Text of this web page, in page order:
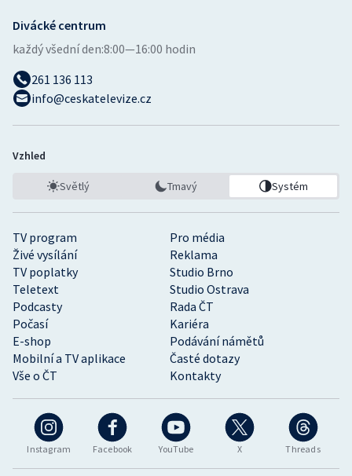
Instagram Facebook YouTube X Threads
TV program
Pro média
Živé vysílání
Reklama
TV poplatky
Studio Brno
Teletext
Studio Ostrava
Podcasty
Rada ČT
Počasí
Kariéra
E-shop
Podávání námětů
Mobilní a TV aplikace
Časté dotazy
Vše o ČT
Kontakty
Divácké centrum
každý všední den:8:00—16:00 hodin
261 136 113
info@ceskatelevize.cz
Vzhled
Světlý Tmavý Systém